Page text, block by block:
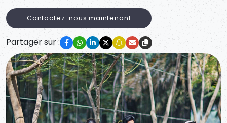
Contactez-nous maintenant
Partager sur :